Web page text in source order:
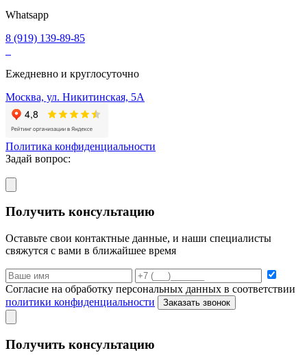
Whatsapp
8 (919) 139-89-85
Ежедневно и круглосуточно
Москва, ул. Никитинская, 5А
Политика конфиденциальности
Задай вопрос:
Получить консультацию
Оставьте свои контактные данные, и наши специалисты
свяжутся с вами в ближайшее время
Согласие на обработку персональных данных в соответствии
политики конфиденциальности
Заказать звонок
Получить консультацию